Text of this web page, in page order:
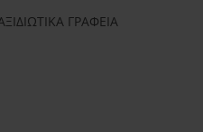
ΓΡΑΦΕΙΑ